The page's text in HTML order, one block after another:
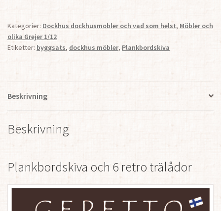
1:12
mängd
Kategorier: Dockhus dockhusmobler och vad som helst, Möbler och
olika Grejer 1/12
Etiketter: byggsats, dockhus möbler, Plankbordskiva
Beskrivning
Beskrivning
Plankbordskiva och 6 retro trälådor